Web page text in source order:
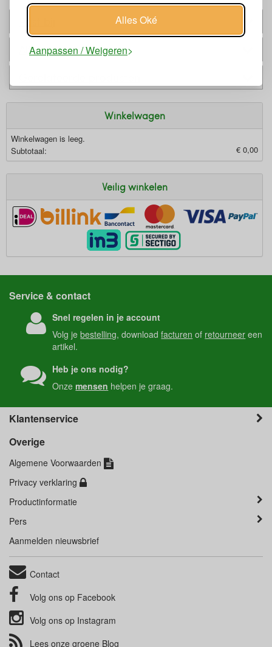
Alles Oké
Aanpassen / Weigeren
Alternatieven
Winkelwagen
Winkelwagen is leeg.
Subtotaal:
€ 0,00
Veilig winkelen
Service & contact
Snel regelen in je account
Volg jebestelling, downloadfacturen of retourneer een
artikel.
Heb je ons nodig?
Onzemensen helpen je graag.
Klantenservice
Overige
Algemene Voorwaarden
Privacy verklaring
Productinformatie
Pers
Aanmelden nieuwsbrief
Contact
Volg ons op Facebook
Volg ons op Instagram
Lees onze groene Blog